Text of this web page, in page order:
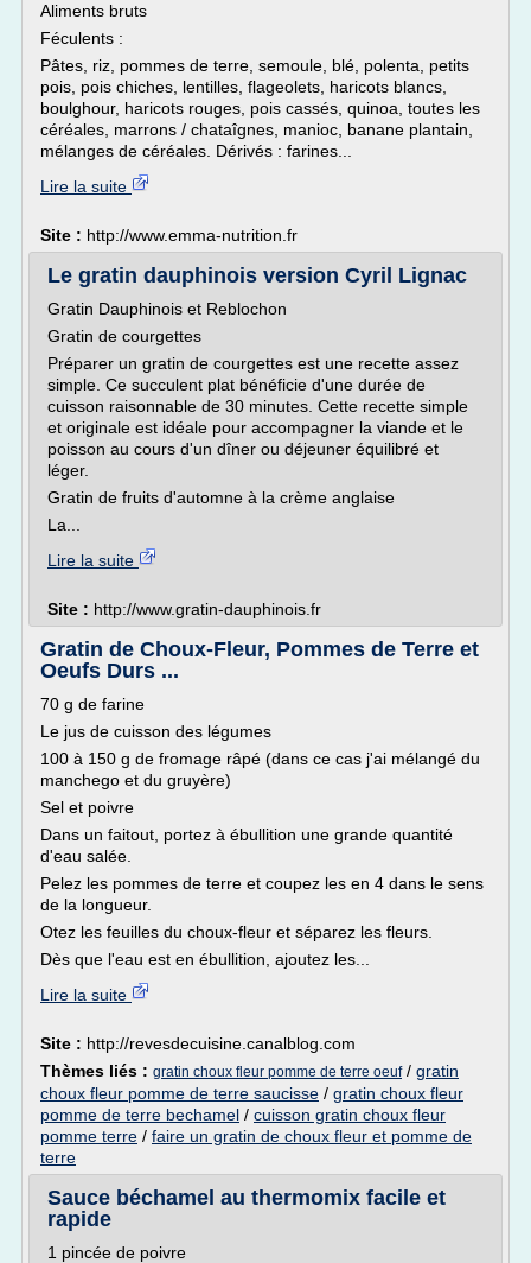
Aliments bruts
Féculents :
Pâtes, riz, pommes de terre, semoule, blé, polenta, petits
pois, pois chiches, lentilles, flageolets, haricots blancs,
boulghour, haricots rouges, pois cassés, quinoa, toutes les
céréales, marrons / chataîgnes, manioc, banane plantain,
mélanges de céréales. Dérivés : farines...
Lire la suite
Site : http://www.emma-nutrition.fr
Le gratin dauphinois version Cyril Lignac
Gratin Dauphinois et Reblochon
Gratin de courgettes
Préparer un gratin de courgettes est une recette assez
simple. Ce succulent plat bénéficie d'une durée de
cuisson raisonnable de 30 minutes. Cette recette simple
et originale est idéale pour accompagner la viande et le
poisson au cours d'un dîner ou déjeuner équilibré et
léger.
Gratin de fruits d'automne à la crème anglaise
La...
Lire la suite
Site : http://www.gratin-dauphinois.fr
Gratin de Choux-Fleur, Pommes de Terre et
Oeufs Durs ...
70 g de farine
Le jus de cuisson des légumes
100 à 150 g de fromage râpé (dans ce cas j'ai mélangé du
manchego et du gruyère)
Sel et poivre
Dans un faitout, portez à ébullition une grande quantité
d'eau salée.
Pelez les pommes de terre et coupez les en 4 dans le sens
de la longueur.
Otez les feuilles du choux-fleur et séparez les fleurs.
Dès que l'eau est en ébullition, ajoutez les...
Lire la suite
Site : http://revesdecuisine.canalblog.com
Thèmes liés : gratin choux fleur pomme de terre oeuf/ gratin
choux fleur pomme de terre saucisse / gratin choux fleur
pomme de terre bechamel / cuisson gratin choux fleur
pomme terre / faire un gratin de choux fleur et pomme de
terre
Sauce béchamel au thermomix facile et
rapide
1 pincée de poivre